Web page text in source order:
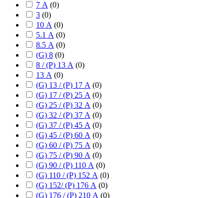
7 А (0)
3 (0)
10 А (0)
5.1 А (0)
8.5 А (0)
(G) 8 (0)
8 / (P) 13 А (0)
13 А (0)
(G) 13 / (P) 17 А (0)
(G) 17 / (P) 25 А (0)
(G) 25 / (P) 32 А (0)
(G) 32 / (P) 37 А (0)
(G) 37 / (P) 45 А (0)
(G) 45 / (P) 60 А (0)
(G) 60 / (P) 75 А (0)
(G) 75 / (P) 90 А (0)
(G) 90 / (P) 110 А (0)
(G) 110 / (P) 152 А (0)
(G) 152/ (P) 176 А (0)
(G) 176 / (P) 210 А (0)